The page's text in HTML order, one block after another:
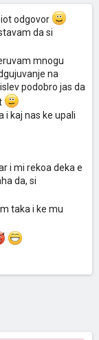
odgovor
da si
mnogu
na
podobro jas da
i kaj nas ke upali
i mi rekoa deka e
da, si
taka i ke mu